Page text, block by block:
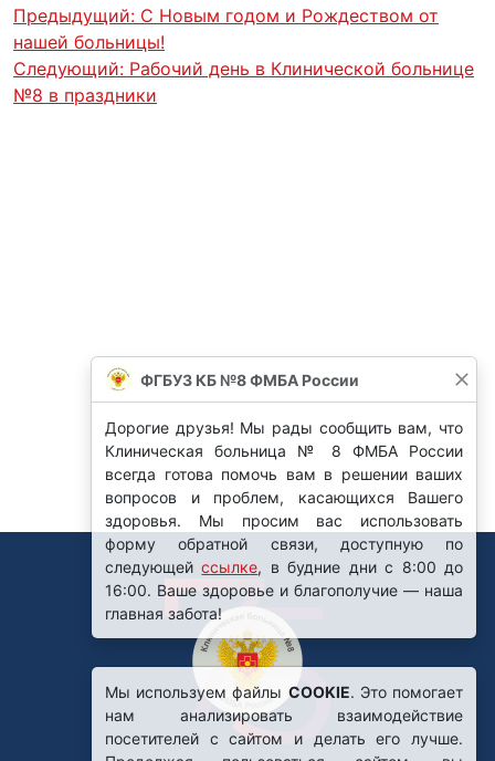
Предыдущий: С Новым годом и Рождеством от
нашей больницы!
Следующий: Рабочий день в Клинической больнице
№8 в праздники
ФГБУЗ КБ №8 ФМБА России
Дорогие друзья! Мы рады сообщить вам, что
Клиническая больница № 8 ФМБА России
всегда готова помочь вам в решении ваших
вопросов и проблем, касающихся Вашего
здоровья. Мы просим вас использовать
форму обратной связи, доступную по
следующейссылке, в будние дни с 8:00 до
16:00. Ваше здоровье и благополучие — наша
главная забота!
Мы используем файлы COOKIE. Это помогает
нам анализировать взаимодействие
посетителей с сайтом и делать его лучше.